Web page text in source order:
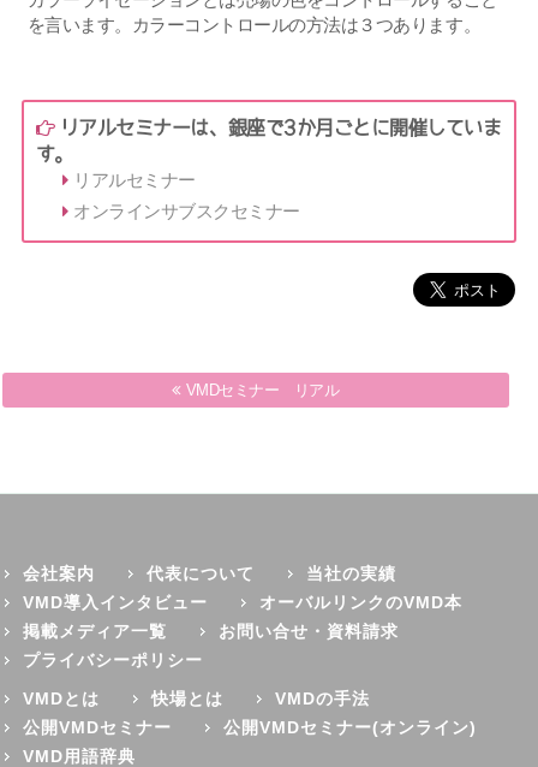
を言います。カラーコントロールの方法は３つあります。
リアルセミナーは、銀座で3か月ごとに開催していま
す。
リアルセミナー
オンラインサブスクセミナー
VMDセミナー リアル
会社案内 代表について
当社の実績
VMD導入インタビュー
オーバルリンクのVMD本
掲載メディア一覧
お問い合せ・資料請求
プライバシーポリシー
VMDとは
快場とは
VMDの手法
公開VMDセミナー
公開VMDセミナー(オンライン)
VMD用語辞典